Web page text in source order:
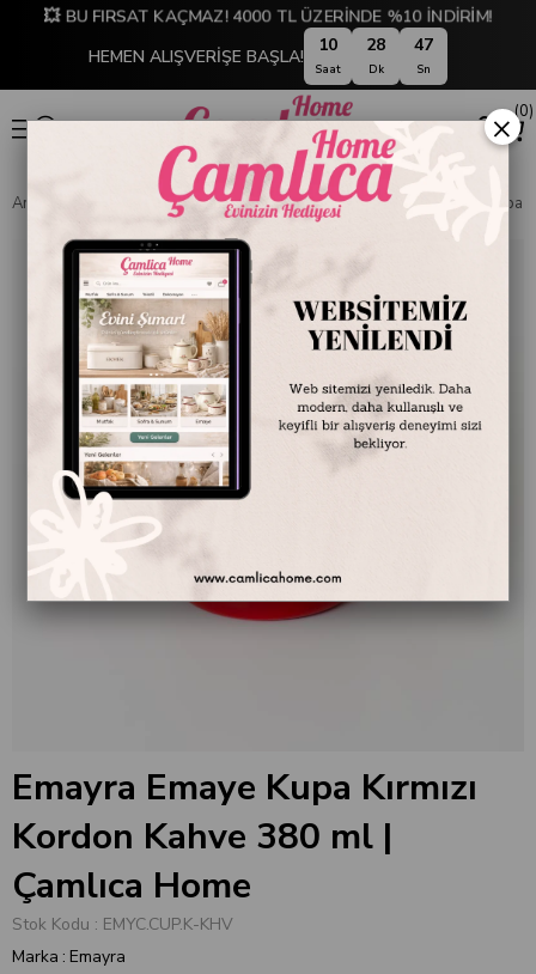
💥 BU FIRSAT KAÇMAZ! 4000 TL ÜZERİNDE %10 İNDİRİM!
HEMEN ALIŞVERİŞE BAŞLA!
10
Saat
28
Dk
46
Sn
0
Anasayfa EMAYE DÜNYASI Kupa ve Bardaklar Emayra Emaye Kupa
Emayra Emaye Kupa Kırmızı
Kordon Kahve 380 ml |
Çamlıca Home
Stok Kodu
EMYC.CUP.K-KHV
Marka : Emayra
×